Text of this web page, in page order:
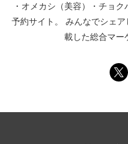
・ オメカシ（美容） ・ チョク
予約サイト。
みんなでシェア
載した総合マー